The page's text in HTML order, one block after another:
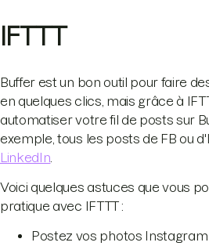
IFTTT
Buffer est un bon outil pour faire
en quelques clics, mais grâce à
automatiser votre fil de posts sur
exemple, tous les posts de FB ou
LinkedIn
Voici quelques astuces que vous
pratique avec IFTTT :
Postez vos photos